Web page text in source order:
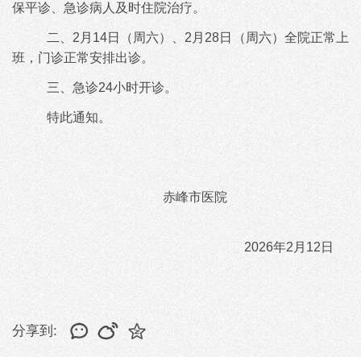
保平诊、急诊病人及时住院治疗。
二、2月14日（周六）、2月28日（周六）全院正常上
班，门诊正常安排出诊。
三、 急诊24小时开诊。
特此通知。
赤峰市医院
2026年2月12日
分享到: